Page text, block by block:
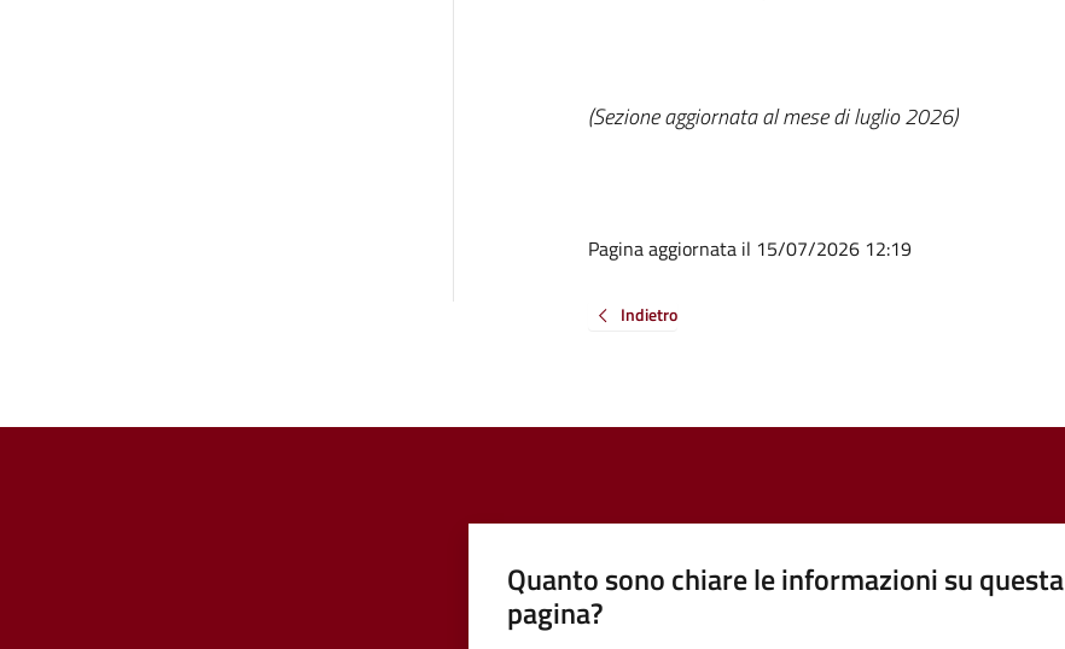
(Sezione aggiornata al mese di luglio 2026)
Pagina aggiornata il 15/07/2026 12:19
Indietro
Quanto sono chiare le informazioni su questa
pagina?